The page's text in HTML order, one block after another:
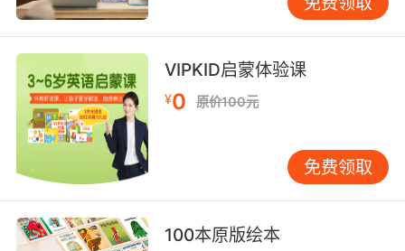
miss it。can not。这其实一般现在是加情态动
词。you can not miss it。这就是我们通常用的
主将从现和主现从现。
VIPKID启蒙体验课
¥0 原价100元
免费领取
100本原版绘本